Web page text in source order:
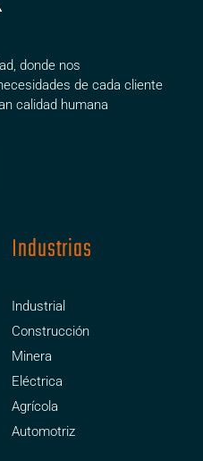
donde nos
de cada cliente
calidad humana
Industrias
Industrial
Construcción
Minera
Eléctrica
Agrícola
Automotriz